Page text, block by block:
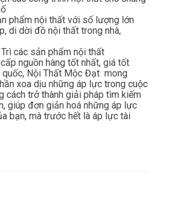
phẩm nội thất với số lượng lớn
di dời đồ nội thất trong nhà,
các sản phẩm nội thất
nguồn hàng tốt nhất, giá tốt
quốc, Nội Thất Mộc Đạt mong
xoa dịu những áp lực trong cuộc
cách trở thành giải pháp tìm kiếm
giúp đơn giản hoá những áp lực
bạn, mà trước hết là áp lực tài